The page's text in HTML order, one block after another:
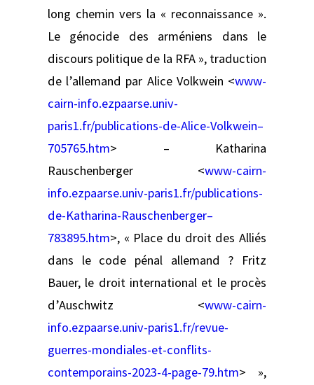
long chemin vers la « reconnaissance ».
Le génocide des arméniens dans le
discours politique de la RFA », traduction
de l’allemand par Alice Volkwein <www-
cairn-info.ezpaarse.univ-
paris1.fr/publications-de-Alice-Volkwein–
705765.htm> – Katharina
Rauschenberger <www-cairn-
info.ezpaarse.univ-paris1.fr/publications-
de-Katharina-Rauschenberger–
783895.htm>, « Place du droit des Alliés
dans le code pénal allemand ? Fritz
Bauer, le droit international et le procès
d’Auschwitz <www-cairn-
info.ezpaarse.univ-paris1.fr/revue-
guerres-mondiales-et-conflits-
contemporains-2023-4-page-79.htm> »,